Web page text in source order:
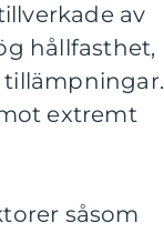
av
hållfasthet,
tillämpningar.
extremt
såsom